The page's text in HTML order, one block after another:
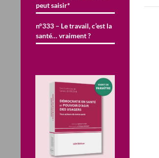
peut saisir*
n°333 – Le travail, c’est la
santé… vraiment ?